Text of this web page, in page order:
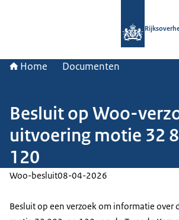
Home Documenten
Besluit op Woo-
uitvoering motie 32
120
Woo-besluit08-04-2026
Besluit op een verzoek om informatie over